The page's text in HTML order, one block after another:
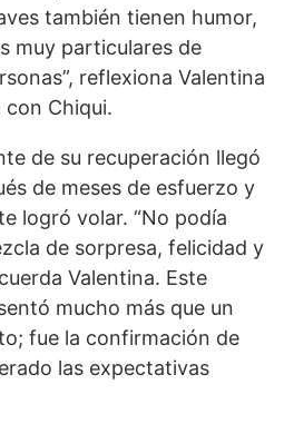
también tienen humor,
muy particulares de
reflexiona Valentina
Chiqui.
de su recuperación llegó
de meses de esfuerzo y
logró volar. “No podía
de sorpresa, felicidad y
Valentina. Este
mucho más que un
fue la confirmación de
las expectativas